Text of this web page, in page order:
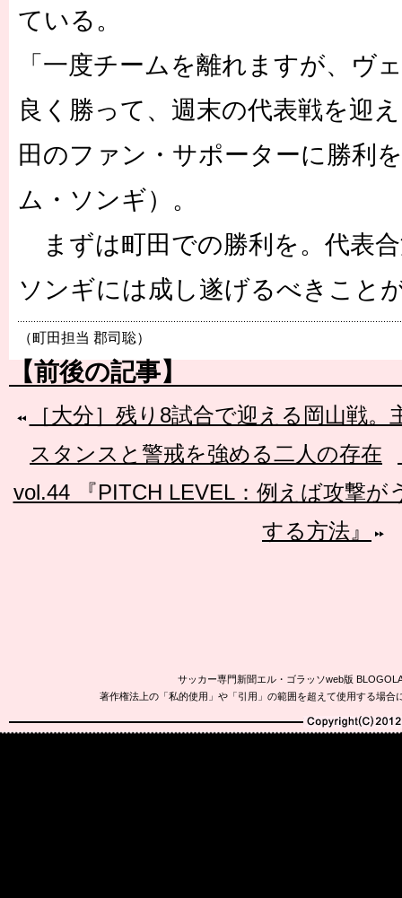
ている。
「一度チームを離れますが、ヴ
良く勝って、週末の代表戦を迎
田のファン・サポーターに勝利
ム・ソンギ）。
まずは町田での勝利を。代表
ソンギには成し遂げるべきこと
（町田担当 郡司聡）
【前後の記事】
［大分］残り8試合で迎える岡山戦
スタンスと警戒を強める二人の存在
vol.44 『PITCH LEVEL：例えば攻撃
する方法』
サッカー専門新聞エル・ゴラッソweb版
著作権法上の「私的使用」や「引用」の範囲を超えて使用する場
Copyright(C)2010-